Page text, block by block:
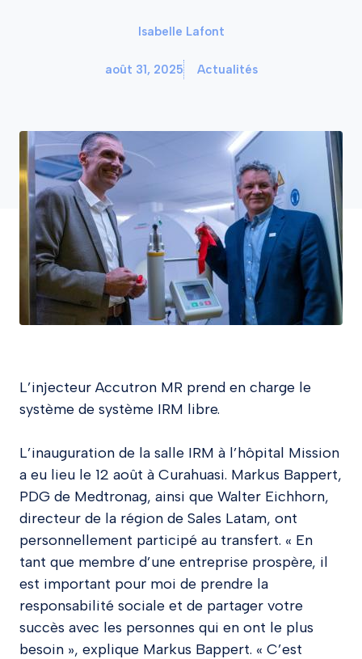
Isabelle Lafont
août 31, 2025 Actualités
L’injecteur Accutron MR prend en charge le
système de système IRM libre.
L’inauguration de la salle IRM à l’hôpital Mission
a eu lieu le 12 août à Curahuasi. Markus Bappert,
PDG de Medtronag, ainsi que Walter Eichhorn,
directeur de la région de Sales Latam, ont
personnellement participé au transfert. « En
tant que membre d’une entreprise prospère, il
est important pour moi de prendre la
responsabilité sociale et de partager votre
succès avec les personnes qui en ont le plus
besoin », explique Markus Bappert. « C’est